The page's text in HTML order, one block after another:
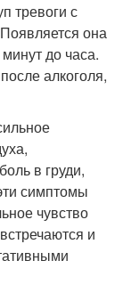
тревоги с
она
до часа.
алкоголя,
в груди,
симптомы
чувство
и